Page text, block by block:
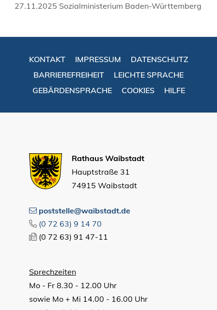
27.11.2025 Sozialministerium Baden-Württemberg
KONTAKT IMPRESSUM
DATENSCHUTZ
BARRIEREFREIHEIT
LEICHTE SPRACHE
GEBÄRDENSPRACHE
COOKIES HILFE
Rathaus Waibstadt
Hauptstraße 31
74915 Waibstadt
poststelle@waibstadt.de
(0 72 63) 9 14 70
(0 72 63) 91 47-11
Sprechzeiten
Mo - Fr 8.30 - 12.00 Uhr
sowie Mo + Mi 14.00 - 16.00 Uhr